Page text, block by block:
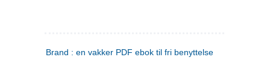
Brand : en vakker PDF ebok til fri benyttelse